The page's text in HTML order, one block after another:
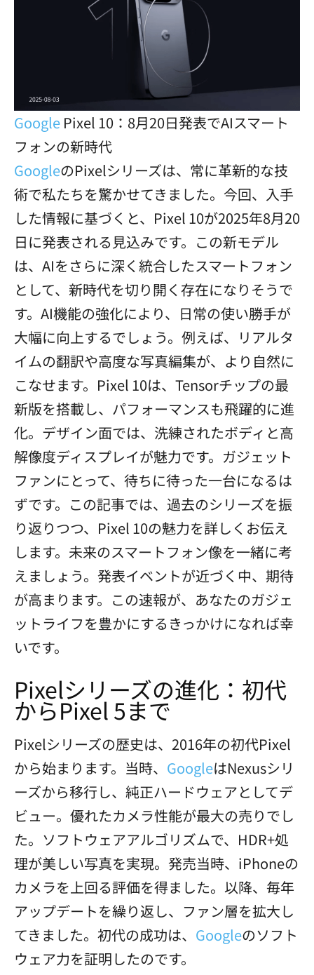
Google Pixel 10：8月20日発表でAIスマート
フォンの新時代
GoogleのPixelシリーズは、常に革新的な技
術で私たちを驚かせてきました。今回、入手
した情報に基づくと、Pixel 10が2025年8月20
日に発表される見込みです。この新モデル
は、AIをさらに深く統合したスマートフォン
として、新時代を切り開く存在になりそうで
す。AI機能の強化により、日常の使い勝手が
大幅に向上するでしょう。例えば、リアルタ
イムの翻訳や高度な写真編集が、より自然に
こなせます。Pixel 10は、Tensorチップの最
新版を搭載し、パフォーマンスも飛躍的に進
化。デザイン面では、洗練されたボディと高
解像度ディスプレイが魅力です。ガジェット
ファンにとって、待ちに待った一台になるは
ずです。この記事では、過去のシリーズを振
り返りつつ、Pixel 10の魅力を詳しくお伝え
します。未来のスマートフォン像を一緒に考
えましょう。発表イベントが近づく中、期待
が高まります。この速報が、あなたのガジェ
ットライフを豊かにするきっかけになれば幸
いです。
Pixelシリーズの進化：初代
からPixel 5まで
Pixelシリーズの歴史は、2016年の初代Pixel
から始まります。当時、 GoogleはNexusシリ
ーズから移行し、純正ハードウェアとしてデ
ビュー。優れたカメラ性能が最大の売りでし
た。ソフトウェアアルゴリズムで、HDR+処
理が美しい写真を実現。発売当時、iPhoneの
カメラを上回る評価を得ました。以降、毎年
アップデートを繰り返し、ファン層を拡大し
てきました。初代の成功は、 Googleのソフト
ウェア力を証明したのです。